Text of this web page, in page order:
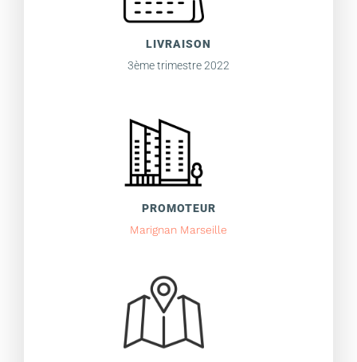
LIVRAISON
3ème trimestre 2022
PROMOTEUR
Marignan Marseille